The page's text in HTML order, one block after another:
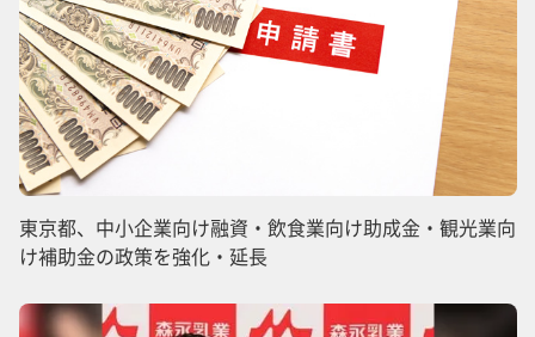
東京都、中小企業向け融資・飲食業向け助成金・観光業向
け補助金の政策を強化・延長